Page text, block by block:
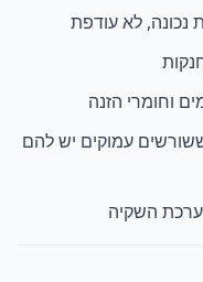
נכונה, לא עודפת
וחומרי הזנה
עמוקים יש להם
השקיה